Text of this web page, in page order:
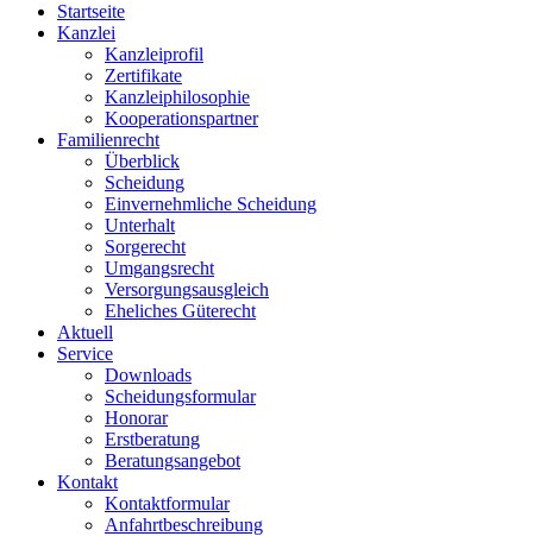
Startseite
Kanzlei
Kanzleiprofil
Zertifikate
Kanzleiphilosophie
Kooperationspartner
Familienrecht
Überblick
Scheidung
Einvernehmliche Scheidung
Unterhalt
Sorgerecht
Umgangsrecht
Versorgungsausgleich
Eheliches Güterecht
Aktuell
Service
Downloads
Scheidungsformular
Honorar
Erstberatung
Beratungsangebot
Kontakt
Kontaktformular
Anfahrtbeschreibung